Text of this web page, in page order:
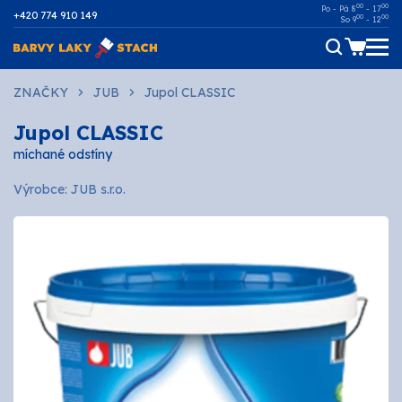
+420 774 910 149
Po - Pá 800 - 1700
So 900 - 1200
Dřevo
Kov
Fasádní
Ostatní povrchy
AUTOMOTIVE
SPREJE
Technické kapaliny
ZNAČKY JUB Jupol CLASSIC
Jupol CLASSIC
míchané odstíny
Výrobce: JUB s.r.o.